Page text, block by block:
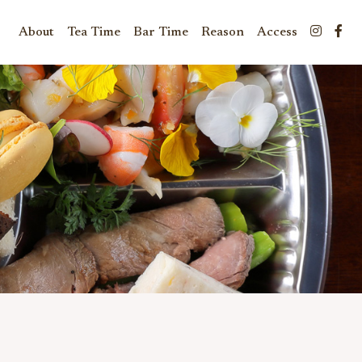
About Tea Time Bar Time Reason Access